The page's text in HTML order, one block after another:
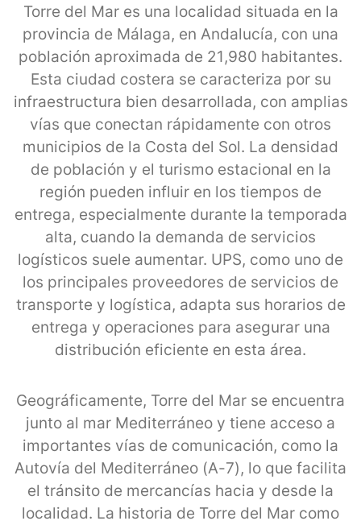
Torre del Mar es una localidad situada en la
provincia de Málaga, en Andalucía, con una
población aproximada de 21,980 habitantes.
Esta ciudad costera se caracteriza por su
infraestructura bien desarrollada, con amplias
vías que conectan rápidamente con otros
municipios de la Costa del Sol. La densidad
de población y el turismo estacional en la
región pueden influir en los tiempos de
entrega, especialmente durante la temporada
alta, cuando la demanda de servicios
logísticos suele aumentar. UPS, como uno de
los principales proveedores de servicios de
transporte y logística, adapta sus horarios de
entrega y operaciones para asegurar una
distribución eficiente en esta área.
Geográficamente, Torre del Mar se encuentra
junto al mar Mediterráneo y tiene acceso a
importantes vías de comunicación, como la
Autovía del Mediterráneo (A-7), lo que facilita
el tránsito de mercancías hacia y desde la
localidad. La historia de Torre del Mar como